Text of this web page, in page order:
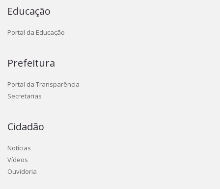
Educação
Portal da Educação
Prefeitura
Portal da Transparência
Secretarias
Cidadão
Notícias
Vídeos
Ouvidoria